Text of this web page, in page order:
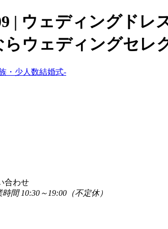
| ウェディングド
らウェディングセレ
合わせ
時間 10:30～19:00（不定休）